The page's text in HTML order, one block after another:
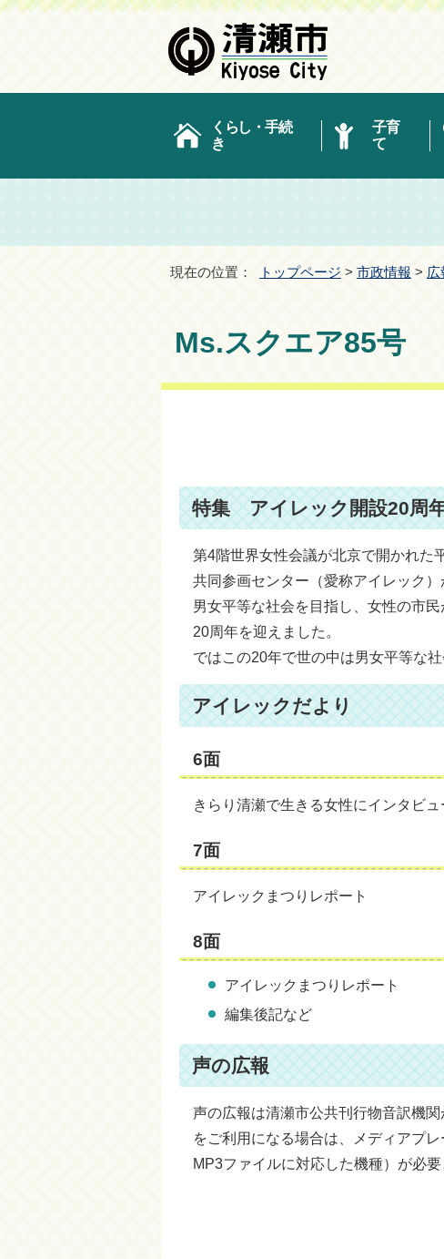
くらし・手続
き
子育
て
現在の位置： トップページ > 市政情報 > 広
Ms.スクエア85号
特集 アイレック開設20周
第4階世界女性会議が北京で開かれた
共同参画センター（愛称アイレック）
男女平等な社会を目指し、女性の市
20周年を迎えました。
ではこの20年で世の中は男女平等な
アイレックだより
6面
きらり清瀬で生きる女性にインタビュ
7面
アイレックまつりレポート
8面
アイレックまつりレポート
編集後記など
声の広報
声の広報は清瀬市公共刊行物音訳機
をご利用になる場合は、メディアプ
MP3ファイルに対応した機種）が必要